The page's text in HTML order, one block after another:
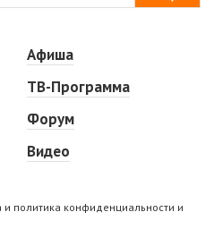
Афиша
ТВ-Программа
Форум
Видео
и политика конфиденциальности и